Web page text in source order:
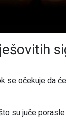
se očekuje da
su juče